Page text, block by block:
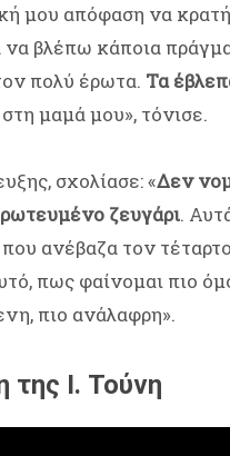
μου απόφαση να
βλέπω κάποια
πολύ έρωτα. Τα
μαμά μου», τόνισε.
σχολίασε: «Δεν
ζευγάρι.
ανέβαζα τον
πως φαίνομαι πιο
πιο ανάλαφρη».
της Ι. Τούνη